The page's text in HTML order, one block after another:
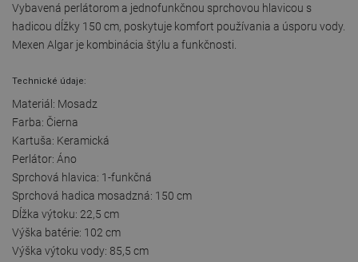
Vybavená perlátorom a jednofunkčnou sprchovou hlavicou s
hadicou dĺžky 150 cm, poskytuje komfort používania a úsporu vody.
Mexen Algar je kombinácia štýlu a funkčnosti.
Technické údaje:
Materiál: Mosadz
Farba: Čierna
Kartuša: Keramická
Perlátor: Áno
Sprchová hlavica: 1-funkčná
Sprchová hadica mosadzná: 150 cm
Dĺžka výtoku: 22,5 cm
Výška batérie: 102 cm
Výška výtoku vody: 85,5 cm